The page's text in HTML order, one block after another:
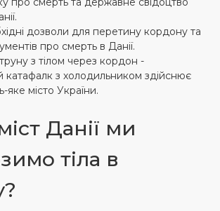
дозволи для перетину кордону та
про смерть в Данії.
з тілом через кордон -
катафалк з холодильником здійснює
яке місто України.
Данії ми
тіла в